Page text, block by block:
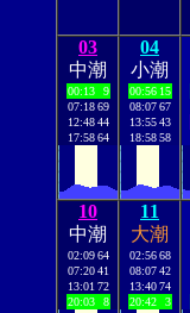
03
中潮
00:13
9
07:18 69
12:48 44
17:58 64
04
小潮
00:56 15
08:07 67
13:55 43
18:58 58
10
中潮
02:09 64
07:20 41
13:01 72
20:03
8
11
大潮
02:56 68
08:07 42
13:40 74
20:42
3